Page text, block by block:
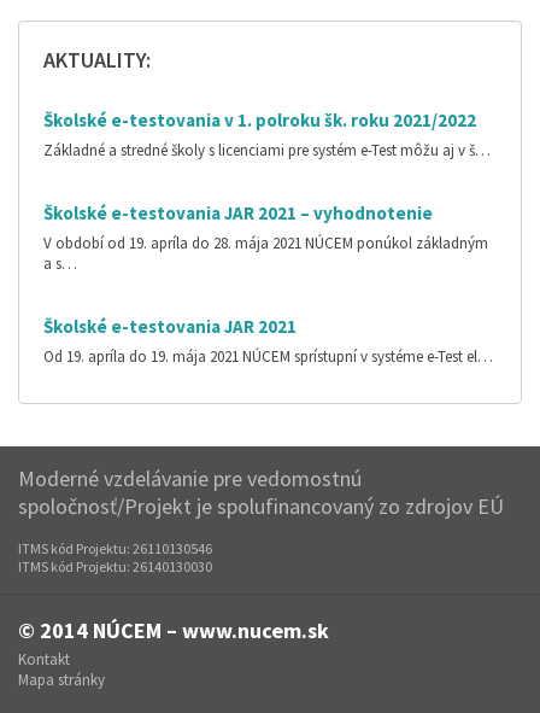
AKTUALITY:
Školské e-testovania v 1. polroku šk. roku 2021/2022
Základné a stredné školy s licenciami pre systém e-Test môžu aj v š…
Školské e-testovania JAR 2021 – vyhodnotenie
V období od 19. apríla do 28. mája 2021 NÚCEM ponúkol základným
a s…
Školské e-testovania JAR 2021
Od 19. apríla do 19. mája 2021 NÚCEM sprístupní v systéme e-Test el…
Moderné vzdelávanie pre vedomostnú
spoločnosť/Projekt je spolufinancovaný zo zdrojov EÚ
ITMS kód Projektu: 26110130546
ITMS kód Projektu: 26140130030
© 2014 NÚCEM – www.nucem.sk
Kontakt
Mapa stránky